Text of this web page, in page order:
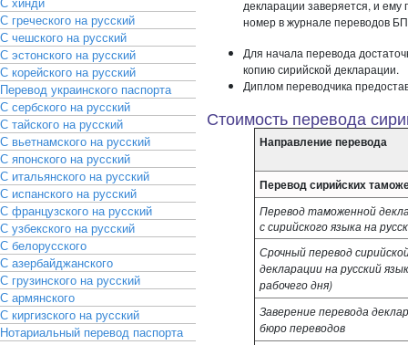
С греческого на русский
С чешского на русский
С эстонского на русский
С корейского на русский
Перевод украинского паспорта
С сербского на русский
С тайского на русский
С вьетнамского на русский
С японского на русский
С итальянского на русский
С испанского на русский
С французского на русский
С узбекского на русский
С белорусского
С азербайджанского
С грузинского на русский
С армянского
С киргизского на русский
Нотариальный перевод паспорта
декларации заверяется, и
номер в журнале переводов
Для начала перевода
копию сирийской декларации.
Диплом переводчика
Стоимость перевода
Направление перевода
Перевод сирийских
Перевод таможенной
с сирийского языка на
Срочный перевод
декларации на русский
рабочего дня)
Заверение перевода
бюро переводов